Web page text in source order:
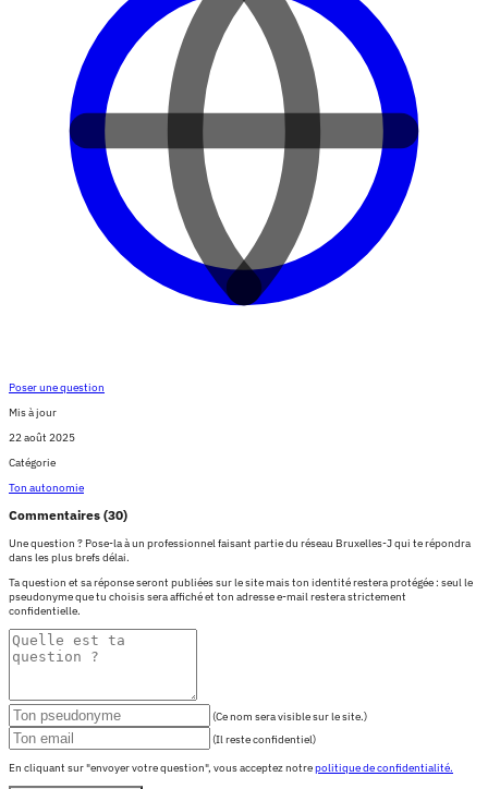
Poser une question
Mis à jour
22 août 2025
Catégorie
Ton autonomie
Commentaires (30)
Une question ? Pose-la à un professionnel faisant partie du réseau Bruxelles-J qui te répondra
dans les plus brefs délai.
Ta question et sa réponse seront publiées sur le site mais ton identité restera protégée : seul le
pseudonyme que tu choisis sera affiché et ton adresse e-mail restera strictement
confidentielle.
(Ce nom sera visible sur le site.)
(Il reste confidentiel)
En cliquant sur "envoyer votre question", vous acceptez notrepolitique de confidentialité.